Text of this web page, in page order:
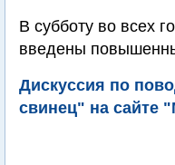
В субботу во всех
введены
Дискуссия по
свинец" на сайте